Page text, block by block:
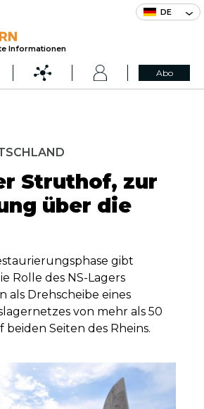
DE
Informationen
Abo
Struthof, zur
über die
gibt
Rolle des NS-Lagers
als Drehscheibe eines
von mehr als 50
Seiten des Rheins.